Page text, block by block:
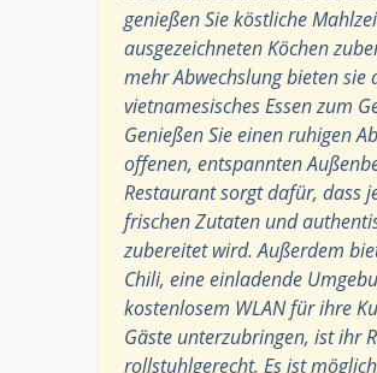
genießen Sie köstliche
ausgezeichneten Köchen
mehr Abwechslung bieten sie
vietnamesisches Essen zum
Genießen Sie einen ruhigen
offenen, entspannten
Restaurant sorgt dafür, dass
frischen Zutaten und
zubereitet wird. Außerdem
Chili, eine einladende
kostenlosem WLAN für ihre
Gäste unterzubringen, ist ihr
rollstuhlgerecht. Es ist